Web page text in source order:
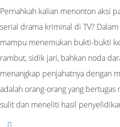
Pernahkah kalian menonton aksi
serial drama kriminal di TV?
mampu menemukan bukti-bukti
rambut, sidik jari, bahkan noda
menangkap penjahatnya dengan
adalah orang-orang yang
sulit dan meneliti hasil